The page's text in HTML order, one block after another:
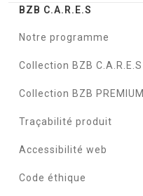
BZB C.A.R.E.S
Notre programme
Collection BZB C.A.R.E.S
Collection BZB PREMIUM
Traçabilité produit
Accessibilité web
Code éthique